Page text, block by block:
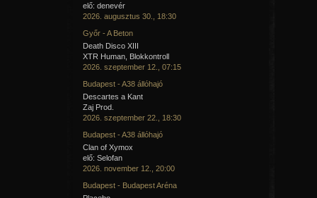
elő: denevér
2026. augusztus 30., 18:30
Győr - A Beton
Death Disco XIII
XTR Human, Blokkontroll
2026. szeptember 12., 07:15
Budapest - A38 állóhajó
Descartes a Kant
Zaj Prod.
2026. szeptember 22., 18:30
Budapest - A38 állóhajó
Clan of Xymox
elő: Selofan
2026. november 12., 20:00
Budapest - Budapest Aréna